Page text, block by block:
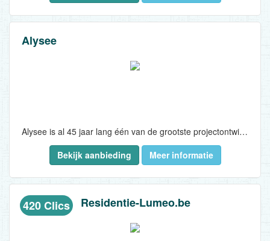
Maximale zekerheid
Zorgeloos beheer door ervaren uitbater
Geen belasting op inkomsten*
Geen onroerende voorheffing of andere belastingen*
Recupereer 21% BTW op uw aankoopprijs*
Duurzaam nieuwbouwvastgoed
Investeer vanaf €188.020
Alysee
Alysee is al 45 jaar lang één van de grootste projectontwikkelaars voor investeringsvastgoed en tweede verblijven aan de Belgische Kust...
Bekijk aanbieding
Meer informatie
420 Clics Residentie-Lumeo.be